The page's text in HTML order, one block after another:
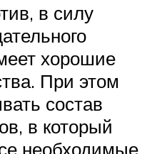
в силу
хорошие
При этом
состав
в который
необходимые